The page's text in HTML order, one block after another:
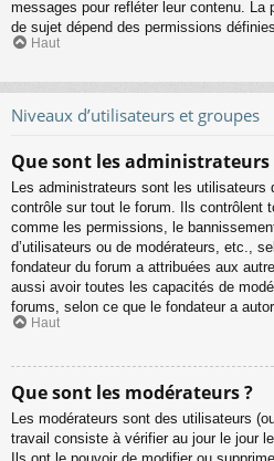
messages pour refléter leur contenu. La
de sujet dépend des permissions
Haut
Niveaux d’utilisateurs et groupes
Que sont les administrateurs
Les administrateurs sont les utilisateurs
contrôle sur tout le forum. Ils contrôlent
comme les permissions, le
d’utilisateurs ou de modérateurs, etc.,
fondateur du forum a attribuées aux
aussi avoir toutes les capacités de
forums, selon ce que le fondateur a
Haut
Que sont les modérateurs ?
Les modérateurs sont des utilisateurs
travail consiste à vérifier au jour le jour